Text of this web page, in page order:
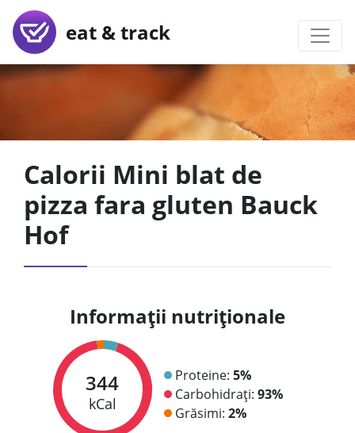
eat & track
Calorii Mini blat de
pizza fara gluten Bauck
Hof
Informații nutriționale
344
kCal
Proteine: 5%
Carbohidrați: 93%
Grăsimi: 2%